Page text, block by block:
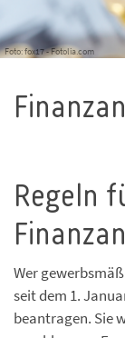
Foto: fox17 - Fotolia.com
Regeln
Wer
seit dem 1.
beantragen. Sie